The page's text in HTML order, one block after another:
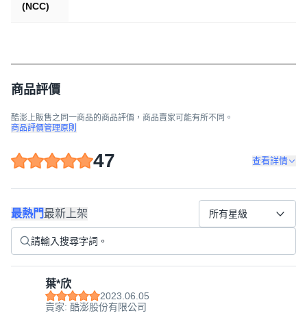
(NCC)
商品評價
酷澎上販售之同一商品的商品評價，商品賣家可能有所不同。
商品評價管理原則
47 查看詳情
最熱門最新上架 所有星級
葉*欣
2023.06.05
賣家: 酷澎股份有限公司